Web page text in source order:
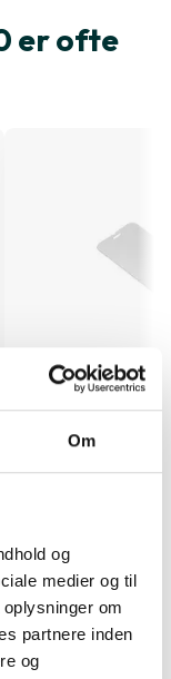
Om
og
medier og til
om
partnere inden
og
er ofte
6/6s/7/8/SE